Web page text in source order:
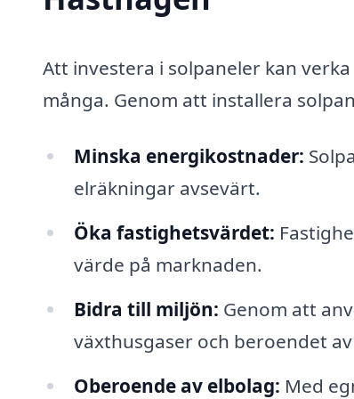
Att investera i solpaneler kan
många. Genom att installera
Minska energikostnader:
elräkningar avsevärt.
Öka fastighetsvärdet:
värde på marknaden.
Bidra till miljön: Genom att
växthusgaser och beroendet
Oberoende av elbolag: Med